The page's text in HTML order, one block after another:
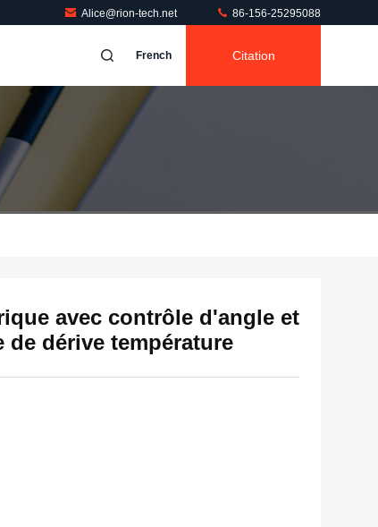
Alice@rion-tech.net 86-156-25295088
French Citation
avec contrôle d'angle et
dérive température